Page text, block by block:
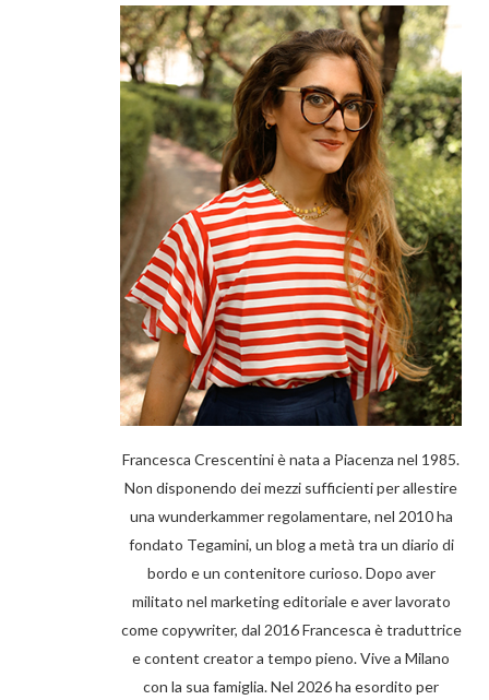
Francesca Crescentini è nata a Piacenza nel 1985.
Non disponendo dei mezzi sufficienti per allestire
una wunderkammer regolamentare, nel 2010 ha
fondato Tegamini, un blog a metà tra un diario di
bordo e un contenitore curioso. Dopo aver
militato nel marketing editoriale e aver lavorato
come copywriter, dal 2016 Francesca è traduttrice
e content creator a tempo pieno. Vive a Milano
con la sua famiglia. Nel 2026 ha esordito per